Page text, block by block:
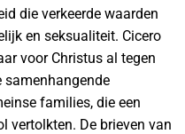
die verkeerde waarden
en seksualiteit. Cicero
voor Christus al tegen
samenhangende
families, die een
vertolkten. De brieven van